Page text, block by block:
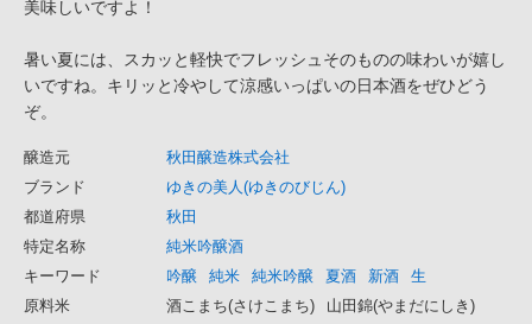
美味しいですよ！
暑い夏には、スカッと軽快でフレッシュそのものの味わいが嬉し
いですね。キリッと冷やして涼感いっぱいの日本酒をぜひどう
ぞ。
醸造元
秋田醸造株式会社
ブランド
ゆきの美人(ゆきのびじん)
都道府県
秋田
特定名称
純米吟醸酒
キーワード
吟醸 純米 純米吟醸 夏酒 新酒
生
原料米
酒こまち(さけこまち)
山田錦(やまだにしき)